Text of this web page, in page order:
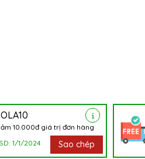
10.000đ giá trị đơn hàng
1/1/2024
Sao chép